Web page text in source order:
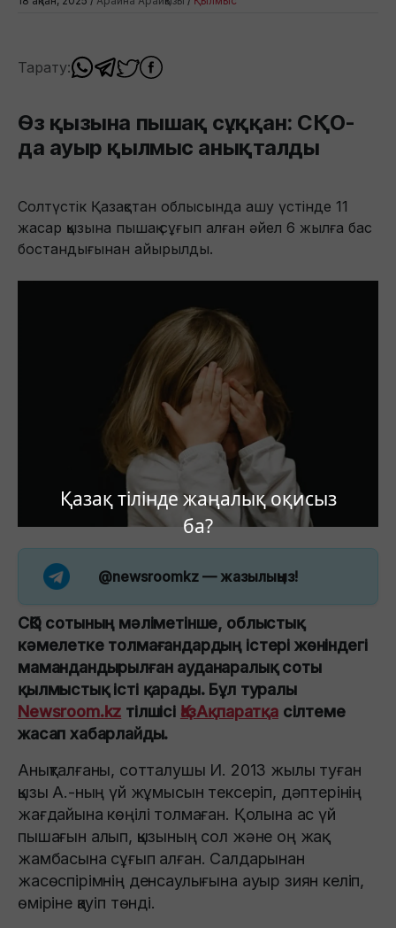
Қазақ тілінде жаңалық оқисыз
ба?
Тарату:
Өз қызына пышақ сұққан: СҚО-
да ауыр қылмыс анықталды
Солтүстік Қазақстан облысында ашу үстінде 11
жасар қызына пышақ сұғып алған әйел 6 жылға бас
бостандығынан айырылды.
@newsroomkz — жазылыңыз!
СҚО сотының мәліметінше, облыстық
кәмелетке толмағандардың істері жөніндегі
мамандандырылған ауданаралық соты
қылмыстық істі қарады. Бұл туралы
Newsroom.kz тілшісі ҚазАқпаратқасілтеме
жасап хабарлайды.
Анықталғаны, сотталушы И. 2013 жылы туған
қызы А.-ның үй жұмысын тексеріп, дәптерінің
жағдайына көңілі толмаған. Қолына ас үй
пышағын алып, қызының сол және оң жақ
жамбасына сұғып алған. Салдарынан
жасөспірімнің денсаулығына ауыр зиян келіп,
өміріне қауіп төнді.